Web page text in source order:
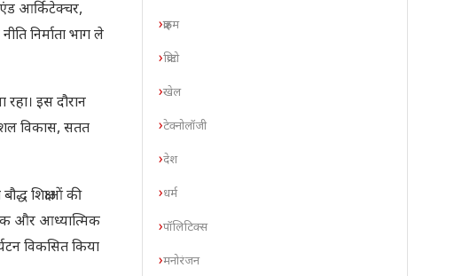
आर्किटेक्चर,
निर्माता भाग ले
इस दौरान
विकास, सतत
शिक्षाओं की
और आध्यात्मिक
विकसित किया
क्राइम
क्रिप्टो
खेल
टेक्नोलॉजी
देश
धर्म
पॉलिटिक्स
मनोरंजन